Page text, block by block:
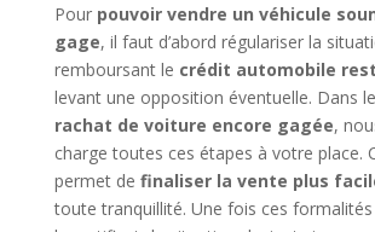
Pour pouvoir vendre un véhicule
gage, il faut d’abord régulariser la
remboursant le crédit automobile
levant une opposition éventuelle. Dans le
rachat de voiture encore gagée,
charge toutes ces étapes à votre place.
permet de finaliser la vente plus
toute tranquillité. Une fois ces